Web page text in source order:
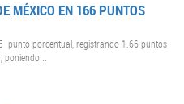
MÉXICO EN 166 PUNTOS
punto porcentual, registrando 1.66 puntos
..